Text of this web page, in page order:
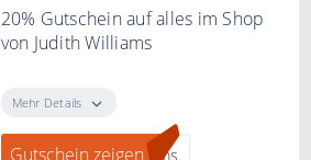
20% Gutschein auf alles im Shop
von Judith Williams
JUDITH WILLIAMS zum Newsletter
anmelden und ein 20% Gutschein
erhalten.
Mehr Details
Gutschein zeigen ams.